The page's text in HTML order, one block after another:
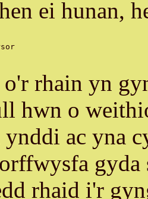
ei hunan,
rhain yn
hwn o
ynddi ac yna
rhaid i'r